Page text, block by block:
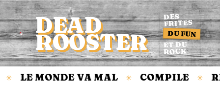
Accueil
DEAD
ROOSTER
DES
FRITES
DU FUN
ET DU
ROCK
✳ LE MONDE VA MAL ✳ COMPILE ✳